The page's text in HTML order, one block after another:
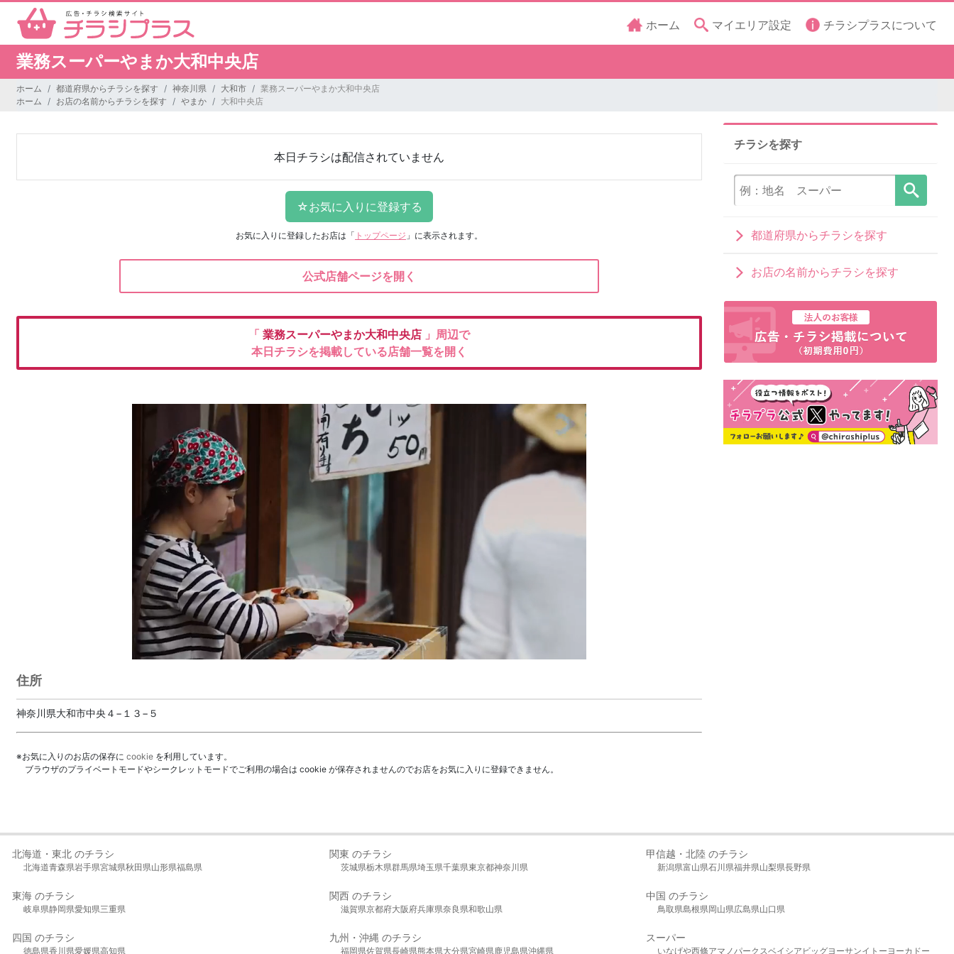
ホーム マイエリア設定 チラシプラスについて
業務スーパーやまか大和中央店
ホーム 都道府県からチラシを探す 神奈川県 大和市
業務スーパーやまか大和中央店
ホーム
お店の名前からチラシを探す やまか 大和中央店
本日チラシは配信されていません
お気に入りに登録したお店は 「 トップページ 」に表示されます。
公式店舗ページを開く
「 業務スーパーやまか大和中央店 」周辺で
本日チラシを掲載している店舗一覧を開く
住所
神奈川県大和市中央４−１３−５
※お気に入りのお店の保存に cookie を利用しています。
ブラウザのプライベートモードやシークレットモードでご利用の場合は cookie が保存されませんのでお店をお気に入りに登録できません。
チラシを探す
都道府県からチラシを探す
お店の名前からチラシを探す
北海道・東北 のチラシ
北海道青森県岩手県宮城県秋田県山形県福島県
関東 のチラシ
茨城県栃木県群馬県埼玉県千葉県東京都神奈川県
甲信越・北陸 のチラシ
新潟県富山県石川県福井県山梨県長野県
東海 のチラシ
岐阜県静岡県愛知県三重県
関西 のチラシ
滋賀県京都府大阪府兵庫県奈良県和歌山県
中国 のチラシ
鳥取県島根県岡山県広島県山口県
四国 のチラシ
徳島県香川県愛媛県高知県
九州・沖縄 のチラシ
福岡県佐賀県長崎県熊本県大分県宮崎県鹿児島県沖縄県
スーパー
いなげや西條アマノパークスベイシア ビッグヨーサンイトーヨーカドー